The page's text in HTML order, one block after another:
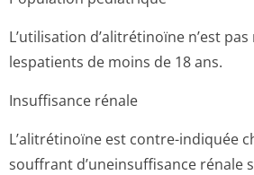
L’utilisation d’alitrétinoïne n’est
lespatients de moins de 18 ans.
Insuffisance rénale
L’alitrétinoïne est contre-indiquée
souffrant d’uneinsuffisance rénale